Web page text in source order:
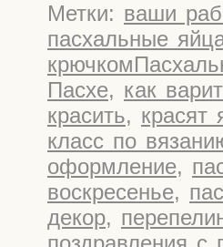
Метки: ваши
пасхальные
Пасхе, как
красить, красят
класс по
оформление,
воскресенье,
декор,